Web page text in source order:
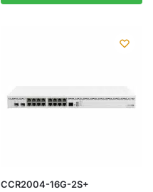
CCR2004-16G-2S+